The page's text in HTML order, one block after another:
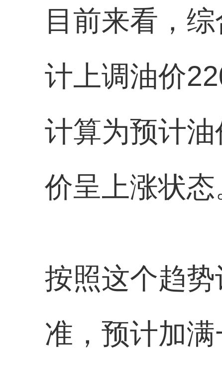
目前来看，
计上调油价
计算为预计
价呈上涨状态
按照这个趋
准，预计加